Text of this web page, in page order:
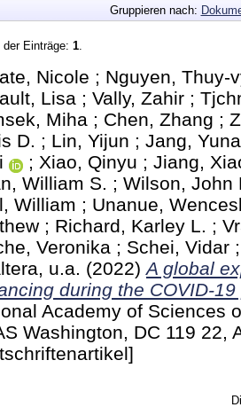
Gruppieren nach:
Einträge: 1
Nicole ; Nguyen, Thuy-
Lisa ; Vally, Zahir ;
Miha ; Chen, Zhang ;
D. ; Lin, Yijun ; Jang, Yuna
; Xiao, Qinyu ; Jiang,
William S. ; Wilson, John
William ; Unanue,
; Richard, Karley L. ;
Veronika ; Schei, Vidar
u.a. (2022)A global
during the COVID-
Academy of Sciences
Washington, DC 119 22,